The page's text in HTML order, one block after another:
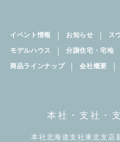
イベント情報 お知らせ ス
モデルハウス 分譲住宅・宅地
商品ラインナップ 会社概要
本社・支社・
本社北海道支社東北支店